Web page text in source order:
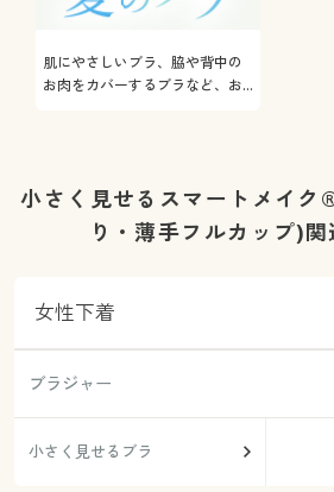
肌にやさしいブラ、脇や背中の
お肉をカバーするブラなど、お
小さく見せるスマートメイク
り・薄手フルカップ)関
女性下着
ブラジャー
小さく見せるブラ